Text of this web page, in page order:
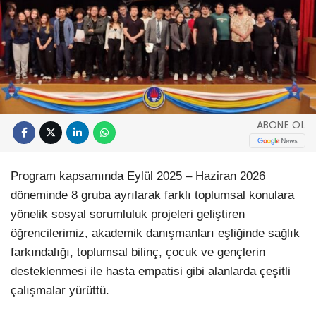
ABONE OL
Program kapsamında Eylül 2025 – Haziran 2026
döneminde 8 gruba ayrılarak farklı toplumsal konulara
yönelik sosyal sorumluluk projeleri geliştiren
öğrencilerimiz, akademik danışmanları eşliğinde sağlık
farkındalığı, toplumsal bilinç, çocuk ve gençlerin
desteklenmesi ile hasta empatisi gibi alanlarda çeşitli
çalışmalar yürüttü.